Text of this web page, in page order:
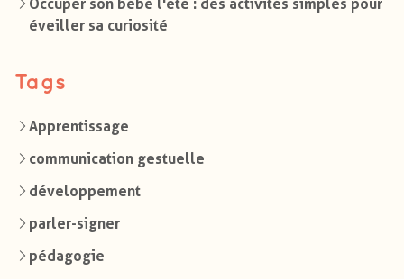
Occuper son bébé l'été : des activités simples pour
éveiller sa curiosité
Tags
Apprentissage
communication gestuelle
développement
parler-signer
pédagogie